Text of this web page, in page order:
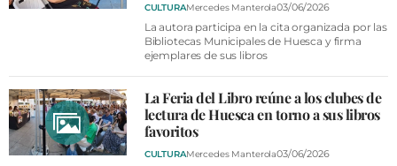
CULTURAMercedes Manterola03/06/2026
La autora participa en la cita organizada por las
Bibliotecas Municipales de Huesca y firma
ejemplares de sus libros
La Feria del Libro reúne a los clubes de
lectura de Huesca en torno a sus libros
favoritos
CULTURAMercedes Manterola03/06/2026